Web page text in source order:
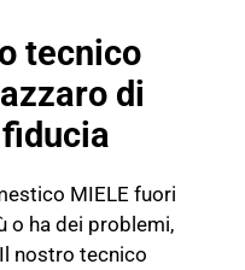
tecnico
di
MIELE fuori
o ha dei problemi,
nostro tecnico